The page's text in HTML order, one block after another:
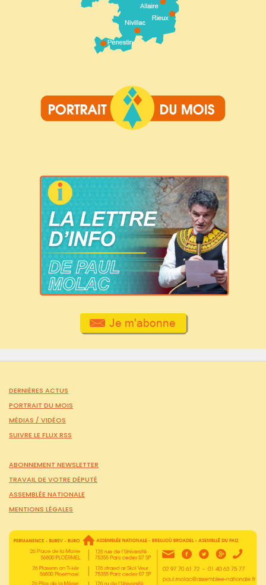
DERNIÈRES ACTUS
PORTRAIT DU MOIS
MÉDIAS / VIDÉOS
SUIVRE LE FLUX RSS
ABONNEMENT NEWSLETTER
TRAVAIL DE VOTRE DÉPUTÉ
ASSEMBLÉE NATIONALE
MENTIONS LÉGALES